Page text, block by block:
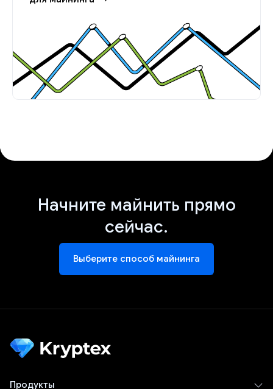
Начните майнить прямо
сейчас.
Выберите способ майнинга
Продукты